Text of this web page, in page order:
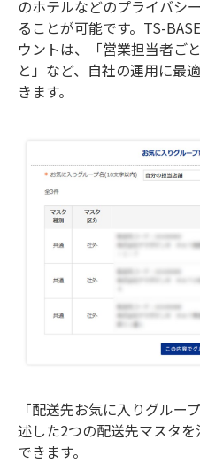
のホテルなどのプライバシ
ることが可能です。TS-
ウントは、「営業担当者ご
と」など、自社の運用に最
きます。
「配送先お気に入りグルー
述した2つの配送先マスタ
できます。